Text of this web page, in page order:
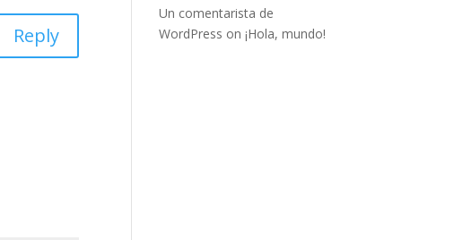
Reply
Un comentarista de
WordPress on¡Hola, mundo!